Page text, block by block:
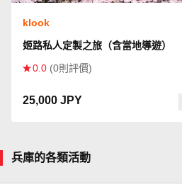
klook
姬路私人定製之旅（含當地導遊）
0.0 (0則評價)
25,000 JPY
兵庫的各類活動